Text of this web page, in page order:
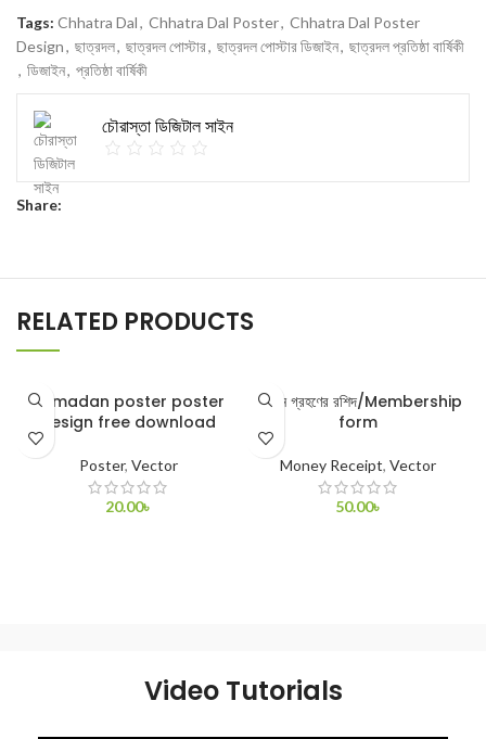
Tags: Chhatra Dal, Chhatra Dal Poster, Chhatra Dal Poster
Design, ছাত্রদল, ছাত্রদল পোস্টার, ছাত্রদল পোস্টার ডিজাইন, ছাত্রদল প্রতিষ্ঠা বার্ষিকী
, ডিজাইন, প্রতিষ্ঠা বার্ষিকী
চৌরাস্তা ডিজিটাল সাইন
Share:
RELATED PRODUCTS
Ramadan poster poster
design free download
Poster, Vector
20.00৳
অনুদান গ্রহণের রশিদ/Membership
form
Money Receipt, Vector
50.00৳
Video Tutorials